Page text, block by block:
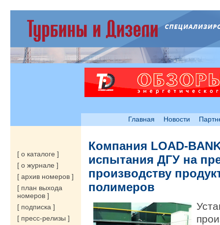
Главная Новости
[ о каталоге ]
[ о журнале ]
[ архив номеров ]
[ план выхода
номеров ]
[ подписка ]
[ пресс-релизы ]
Компания LOAD-
испытания ДГУ на
производству
полимеров